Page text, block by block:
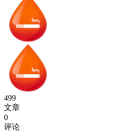
499
文章
0
评论